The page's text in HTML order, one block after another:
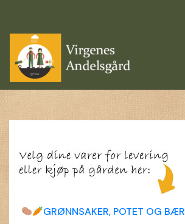
GRØNNSAKER, POTET OG BÆR